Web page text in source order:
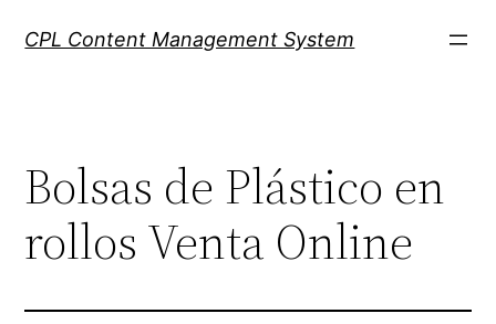
CPL Content Management System
Bolsas de Plástico en
rollos Venta Online